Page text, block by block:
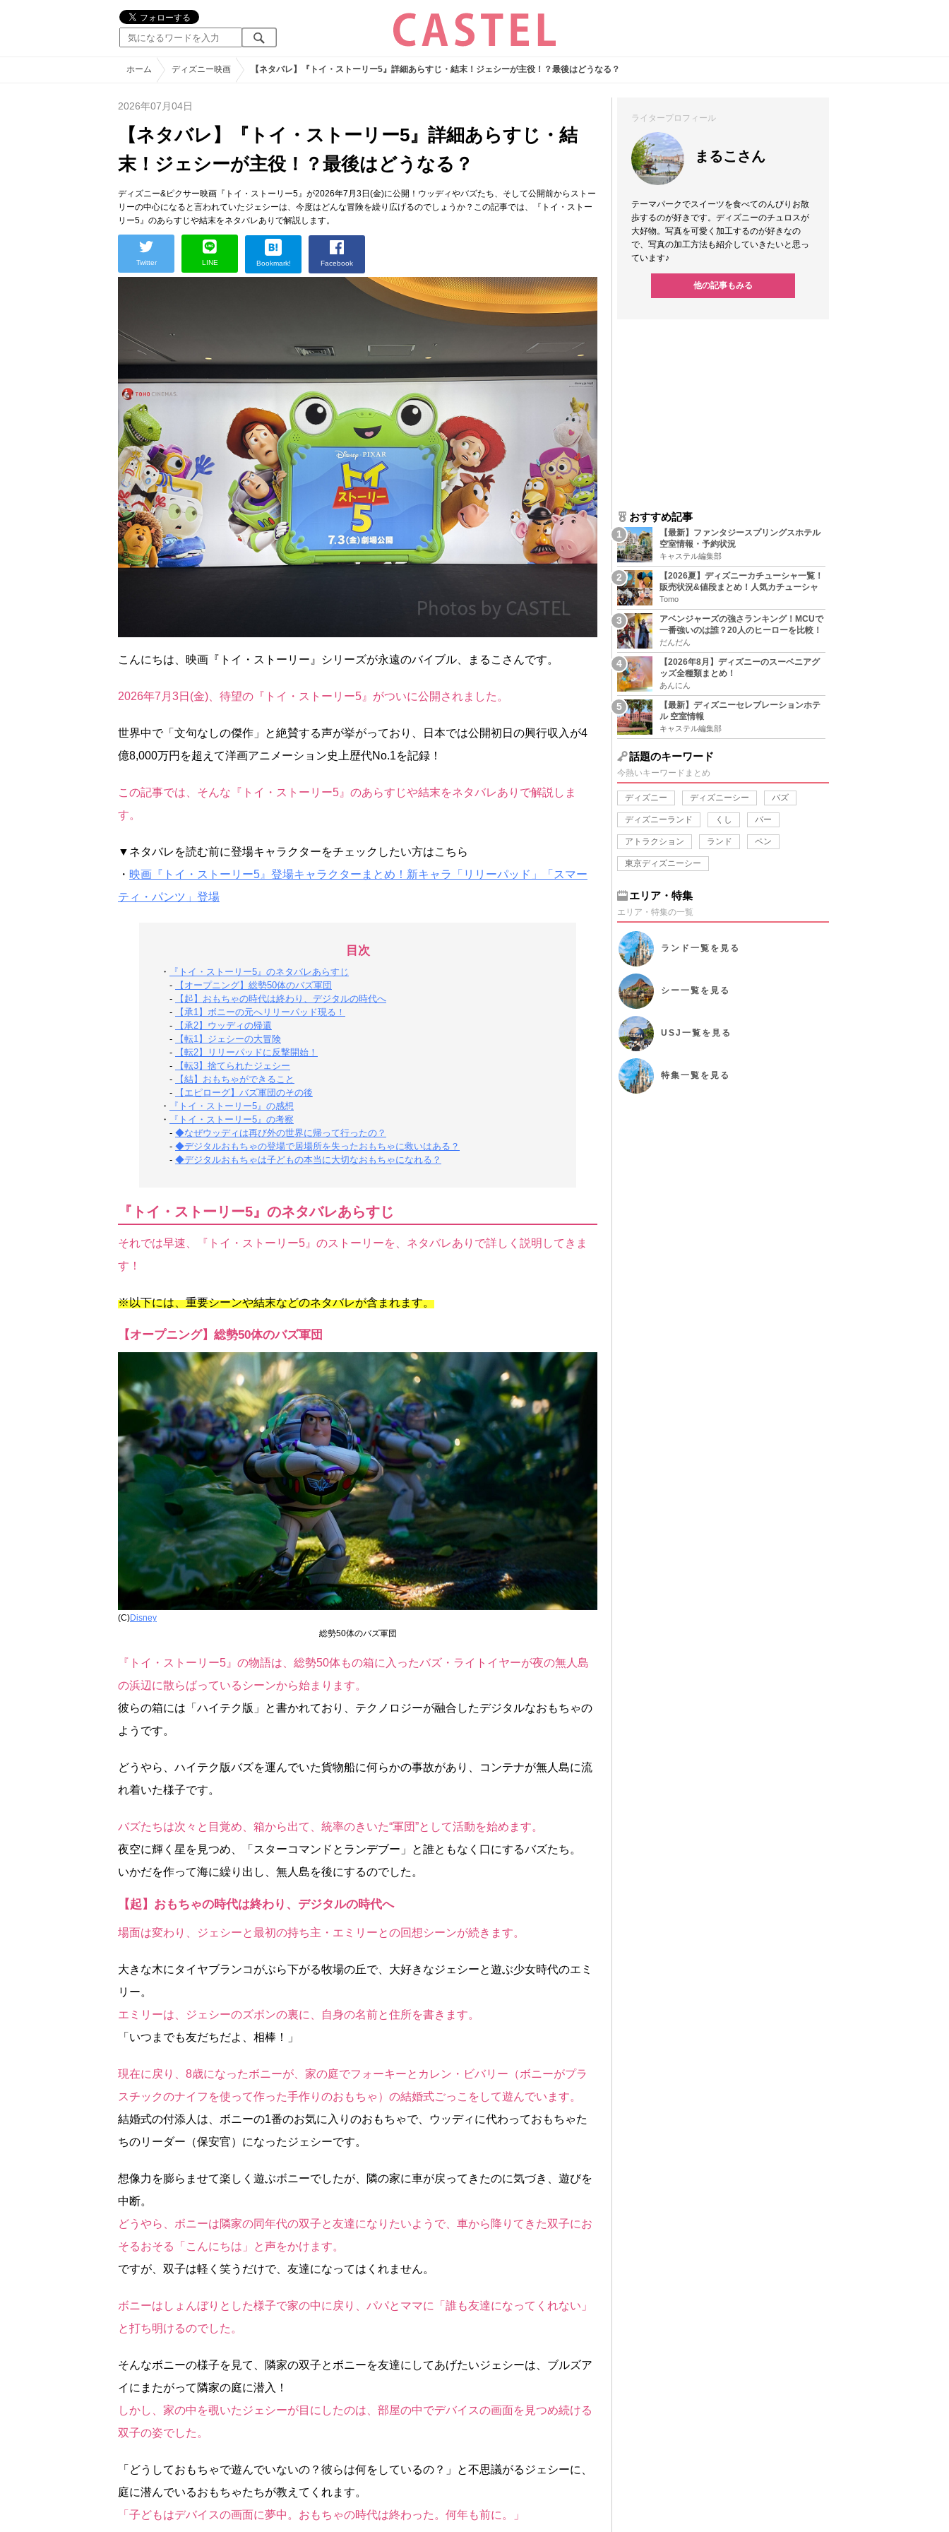
ホーム ディズニー映画 【ネタバレ】『トイ・ストーリー5』詳細あらすじ・結末！ジェシーが主役！？最後はどうなる？
2026年07月04日
【ネタバレ】『トイ・ストーリー5』詳細あらすじ・結
末！ジェシーが主役！？最後はどうなる？
ディズニー&ピクサー映画『トイ・ストーリー5』が2026年7月3日(金)に公開！ウッディやバズたち、そして公開前からストー
リーの中心になると言われていたジェシーは、今度はどんな冒険を繰り広げるのでしょうか？この記事では、『トイ・ストー
リー5』のあらすじや結末をネタバレありで解説します。
Twitter LINE Bookmark! Facebook
こんにちは、映画『トイ・ストーリー』シリーズが永遠のバイブル、まるこさんです。
2026年7月3日(金)、待望の『トイ・ストーリー5』がついに公開されました。
世界中で「文句なしの傑作」と絶賛する声が挙がっており、日本では公開初日の興行収入が4
億8,000万円を超えて洋画アニメーション史上歴代No.1を記録！
この記事では、そんな『トイ・ストーリー5』のあらすじや結末をネタバレありで解説しま
す。
▼ネタバレを読む前に登場キャラクターをチェックしたい方はこちら
・ 映画『トイ・ストーリー5』登場キャラクターまとめ！新キャラ「リリーパッド」「スマー
ティ・パンツ」登場
目次
・
『トイ・ストーリー5』のネタバレあらすじ
-
【オープニング】総勢50体のバズ軍団
-
【起】おもちゃの時代は終わり、デジタルの時代へ
-
【承1】ボニーの元へリリーパッド現る！
-
【承2】ウッディの帰還
-
【転1】ジェシーの大冒険
-
【転2】リリーパッドに反撃開始！
-
【転3】捨てられたジェシー
-
【結】おもちゃができること
-
【エピローグ】バズ軍団のその後
・
『トイ・ストーリー5』の感想
・
『トイ・ストーリー5』の考察
- ◆なぜウッディは再び外の世界に帰って行ったの？
- ◆デジタルおもちゃの登場で居場所を失ったおもちゃに救いはある？
- ◆デジタルおもちゃは子どもの本当に大切なおもちゃになれる？
『トイ・ストーリー5』のネタバレあらすじ
それでは早速、『トイ・ストーリー5』のストーリーを、ネタバレありで詳しく説明してきま
す！
※以下には、重要シーンや結末などのネタバレが含まれます。
【オープニング】総勢50体のバズ軍団
(C)Disney
総勢50体のバズ軍団
『トイ・ストーリー5』の物語は、総勢50体もの箱に入ったバズ・ライトイヤーが夜の無人島
の浜辺に散らばっているシーンから始まります。
彼らの箱には「ハイテク版」と書かれており、テクノロジーが融合したデジタルなおもちゃの
ようです。
どうやら、ハイテク版バズを運んでいた貨物船に何らかの事故があり、コンテナが無人島に流
れ着いた様子です。
バズたちは次々と目覚め、箱から出て、統率のきいた“軍団”として活動を始めます。
夜空に輝く星を見つめ、「スターコマンドとランデブー」と誰ともなく口にするバズたち。
いかだを作って海に繰り出し、無人島を後にするのでした。
【起】おもちゃの時代は終わり、デジタルの時代へ
場面は変わり、ジェシーと最初の持ち主・エミリーとの回想シーンが続きます。
大きな木にタイヤブランコがぶら下がる牧場の丘で、大好きなジェシーと遊ぶ少女時代のエミ
リー。
エミリーは、ジェシーのズボンの裏に、自身の名前と住所を書きます。
「いつまでも友だちだよ、相棒！」
現在に戻り、8歳になったボニーが、家の庭でフォーキーとカレン・ビバリー（ボニーがプラ
スチックのナイフを使って作った手作りのおもちゃ）の結婚式ごっこをして遊んでいます。
結婚式の付添人は、ボニーの1番のお気に入りのおもちゃで、ウッディに代わっておもちゃた
ちのリーダー（保安官）になったジェシーです。
想像力を膨らませて楽しく遊ぶボニーでしたが、隣の家に車が戻ってきたのに気づき、遊びを
中断。
どうやら、ボニーは隣家の同年代の双子と友達になりたいようで、車から降りてきた双子にお
そるおそる「こんにちは」と声をかけます。
ですが、双子は軽く笑うだけで、友達になってはくれません。
ボニーはしょんぼりとした様子で家の中に戻り、パパとママに「誰も友達になってくれない」
と打ち明けるのでした。
そんなボニーの様子を見て、隣家の双子とボニーを友達にしてあげたいジェシーは、ブルズア
イにまたがって隣家の庭に潜入！
しかし、家の中を覗いたジェシーが目にしたのは、部屋の中でデバイスの画面を見つめ続ける
双子の姿でした。
「どうしておもちゃで遊んでいないの？彼らは何をしているの？」と不思議がるジェシーに、
庭に潜んでいるおもちゃたちが教えてくれます。
「子どもはデバイスの画面に夢中。おもちゃの時代は終わった。何年も前に。」
ライタープロフィール
まるこさん
テーマパークでスイーツを食べてのんびりお散
歩するのが好きです。ディズニーのチュロスが
大好物。写真を可愛く加工するのが好きなの
で、写真の加工方法も紹介していきたいと思っ
ています♪
他の記事もみる
おすすめ記事
【最新】ファンタジースプリングスホテル
空室情報・予約状況
キャステル編集部
【2026夏】ディズニーカチューシャ一覧！
販売状況&値段まとめ！人気カチューシャ
をチェック
Tomo
アベンジャーズの強さランキング！MCUで
一番強いのは誰？20人のヒーローを比較！
だんだん
【2026年8月】ディズニーのスーベニアグ
ッズ全種類まとめ！
あんにん
【最新】ディズニーセレブレーションホテ
ル 空室情報
キャステル編集部
話題のキーワード
今熱いキーワードまとめ
ディズニー ディズニーシー バズ
ディズニーランド くし バー
アトラクション ランド ペン
東京ディズニーシー
エリア・特集
エリア・特集の一覧
ランド 一覧を見る
シー一覧を見る
USJ 一覧を見る
特集一覧を見る